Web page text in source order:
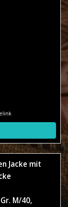
Jacke mit
M/40,